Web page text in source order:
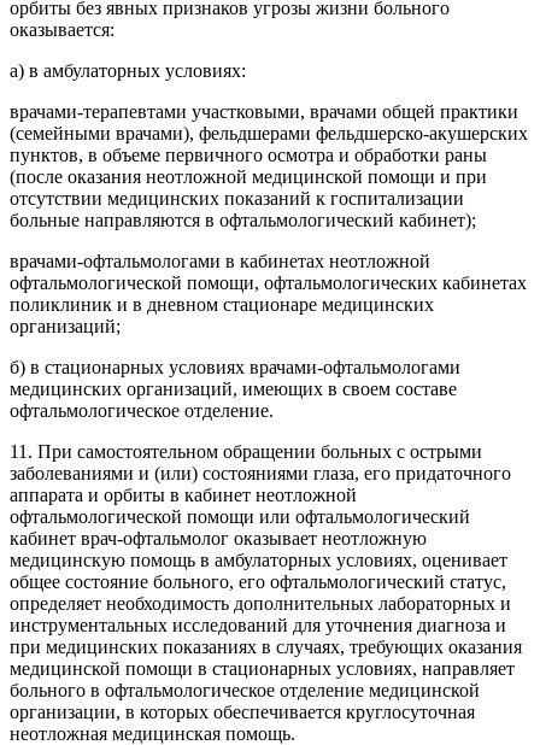
орбиты без явных признаков угрозы жизни больного
оказывается:
а) в амбулаторных условиях:
врачами-терапевтами участковыми, врачами общей практики
(семейными врачами), фельдшерами фельдшерско-акушерских
пунктов, в объеме первичного осмотра и обработки раны
(после оказания неотложной медицинской помощи и при
отсутствии медицинских показаний к госпитализации
больные направляются в офтальмологический кабинет);
врачами-офтальмологами в кабинетах неотложной
офтальмологической помощи, офтальмологических кабинетах
поликлиник и в дневном стационаре медицинских
организаций;
б) в стационарных условиях врачами-офтальмологами
медицинских организаций, имеющих в своем составе
офтальмологическое отделение.
11. При самостоятельном обращении больных с острыми
заболеваниями и (или) состояниями глаза, его придаточного
аппарата и орбиты в кабинет неотложной
офтальмологической помощи или офтальмологический
кабинет врач-офтальмолог оказывает неотложную
медицинскую помощь в амбулаторных условиях, оценивает
общее состояние больного, его офтальмологический статус,
определяет необходимость дополнительных лабораторных и
инструментальных исследований для уточнения диагноза и
при медицинских показаниях в случаях, требующих оказания
медицинской помощи в стационарных условиях, направляет
больного в офтальмологическое отделение медицинской
организации, в которых обеспечивается круглосуточная
неотложная медицинская помощь.